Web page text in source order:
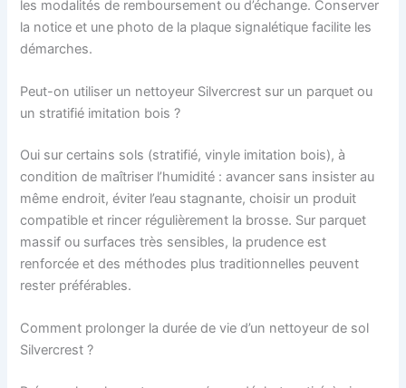
les modalités de remboursement ou d’échange. Conserver
la notice et une photo de la plaque signalétique facilite les
démarches.
Peut-on utiliser un nettoyeur Silvercrest sur un parquet ou
un stratifié imitation bois ?
Oui sur certains sols (stratifié, vinyle imitation bois), à
condition de maîtriser l’humidité : avancer sans insister au
même endroit, éviter l’eau stagnante, choisir un produit
compatible et rincer régulièrement la brosse. Sur parquet
massif ou surfaces très sensibles, la prudence est
renforcée et des méthodes plus traditionnelles peuvent
rester préférables.
Comment prolonger la durée de vie d’un nettoyeur de sol
Silvercrest ?